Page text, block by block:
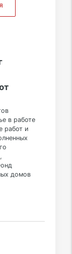
в работе
работ и
домов